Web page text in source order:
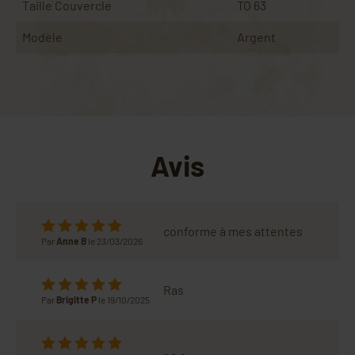
Taille Couvercle TO 63
Modèle Argent
Avis
Par Anne B le 23/03/2026
conforme à mes attentes
Par Brigitte P le 19/10/2025
Ras